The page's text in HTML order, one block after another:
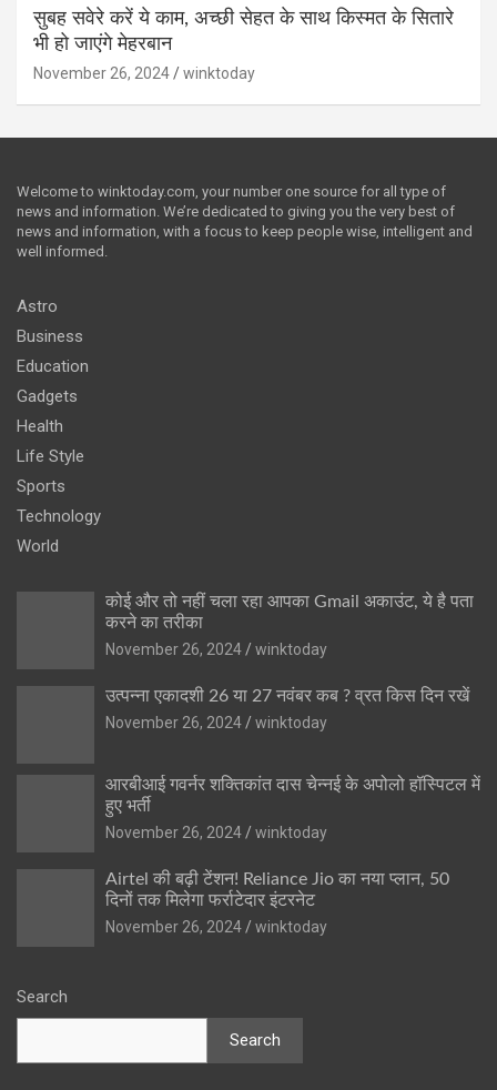
सुबह सवेरे करें ये काम, अच्छी सेहत के साथ किस्मत के सितारे
भी हो जाएंगे मेहरबान
November 26, 2024 winktoday
Welcome to winktoday.com, your number one source for all type of
news and information. We’re dedicated to giving you the very best of
news and information, with a focus to keep people wise, intelligent and
well informed.
Astro
Business
Education
Gadgets
Health
Life Style
Sports
Technology
World
कोई और तो नहीं चला रहा आपका Gmail अकाउंट, ये है पता
करने का तरीका
November 26, 2024
winktoday
उत्पन्ना एकादशी 26 या 27 नवंबर कब ? व्रत किस दिन रखें
November 26, 2024
winktoday
आरबीआई गवर्नर शक्तिकांत दास चेन्नई के अपोलो हॉस्पिटल में
हुए भर्ती
November 26, 2024
winktoday
Airtel की बढ़ी टेंशन! Reliance Jio का नया प्लान, 50
दिनों तक मिलेगा फर्राटेदार इंटरनेट
November 26, 2024
winktoday
Search
Search